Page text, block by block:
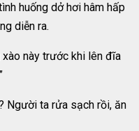
huống dở hơi hâm hấp
diễn ra.
xào này trước khi lên đĩa
Người ta rửa sạch rồi, ăn